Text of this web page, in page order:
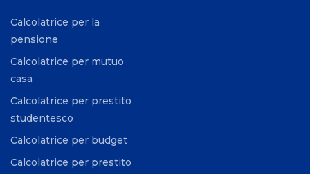
Calcolatrice per la
pensione
Calcolatrice per mutuo
casa
Calcolatrice per prestito
studentesco
Calcolatrice per budget
Calcolatrice per prestito